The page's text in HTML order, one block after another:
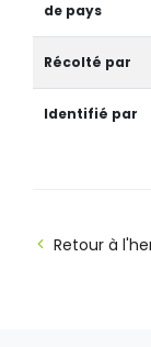
de pays
Récolté par
Identifié par
Retour à